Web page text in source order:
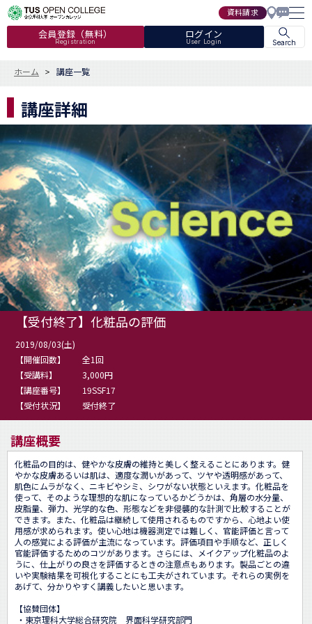
資料請求
会員登録（無料）
Registration
ログイン
User Login Search
ホーム 講座一覧
講座詳細
【受付終了】化粧品の評価
2019/08/03(土)
【開催回数】
全1回
【受講料】
3,000円
【講座番号】
19SSF17
【受付状況】
受付終了
講座概要
化粧品の目的は、健やかな皮膚の維持と美しく整えることにあります。健
やかな皮膚あるいは肌は、適度な潤いがあって、ツヤや透明感があって、
肌色にムラがなく、ニキビやシミ、シワがない状態といえます。化粧品を
使って、そのような理想的な肌になっているかどうかは、角層の水分量、
皮脂量、弾力、光学的な色、形態などを非侵襲的な計測で比較することが
できます。また、化粧品は継続して使用されるものですから、心地よい使
用感が求められます。使い心地は機器測定では難しく、官能評価と言って
人の感覚による評価が主流になっています。評価項目や手順など、正しく
官能評価するためのコツがあります。さらには、メイクアップ化粧品のよ
うに、仕上がりの良さを評価するときの注意点もあります。製品ごとの違
いや実験結果を可視化することにも工夫がされています。それらの実例を
あげて、分かりやすく講義したいと思います。
【協賛団体】